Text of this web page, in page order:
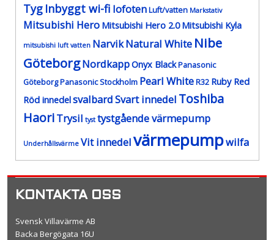
Tyg Inbyggt wi-fi lofotenLuft/vatten Markstativ
Mitsubishi Hero Mitsubishi Hero 2.0 Mitsubishi Kyla
mitsubishi luft vatten NarvikNatural White Nibe
GöteborgNordkappOnyx BlackPanasonic
GöteborgPanasonic Stockholm Pearl WhiteR32 Ruby Red
Röd innedelsvalbardSvart innedel Toshiba
HaoriTrysil tyst tystgående värmepump
Underhållsvärme Vit innedelvärmepumpwilfa
KONTAKTA OSS
Svensk Villavärme AB
Backa Bergögata 16U